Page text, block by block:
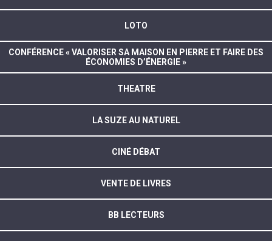
LOTO
CONFÉRENCE « VALORISER SA MAISON EN PIERRE ET FAIRE DES
ÉCONOMIES D’ÉNERGIE »
THEATRE
LA SUZE AU NATUREL
CINÉ DÉBAT
VENTE DE LIVRES
BB LECTEURS